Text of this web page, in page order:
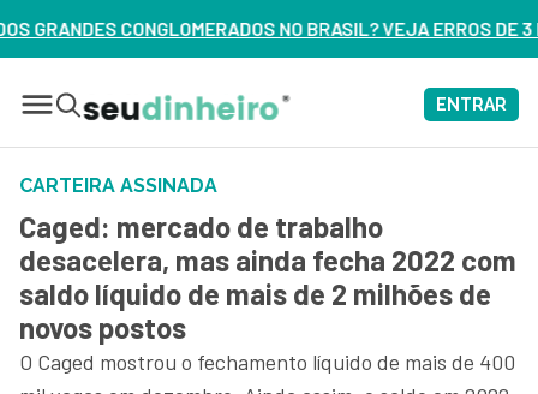
NO BRASIL? VEJA ERROS DE 3 DELES – ASSISTA AGORA
ENTRAR
CARTEIRA ASSINADA
Caged: mercado de trabalho
desacelera, mas ainda fecha 2022 com
saldo líquido de mais de 2 milhões de
novos postos
O Caged mostrou o fechamento líquido de mais de 400